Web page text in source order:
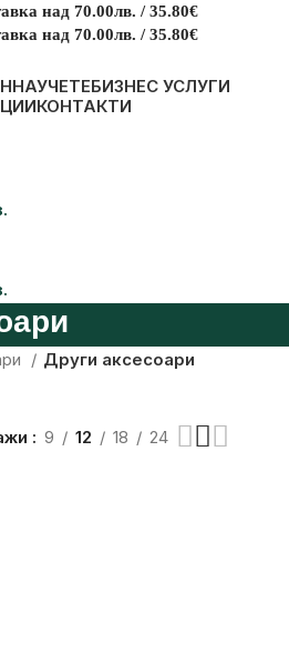
над 70.00лв. / 35.80€
над 70.00лв. / 35.80€
НАУЧЕТЕБИЗНЕС УСЛУГИ
КОНТАКТИ
Други аксесоари
9 12 18
24